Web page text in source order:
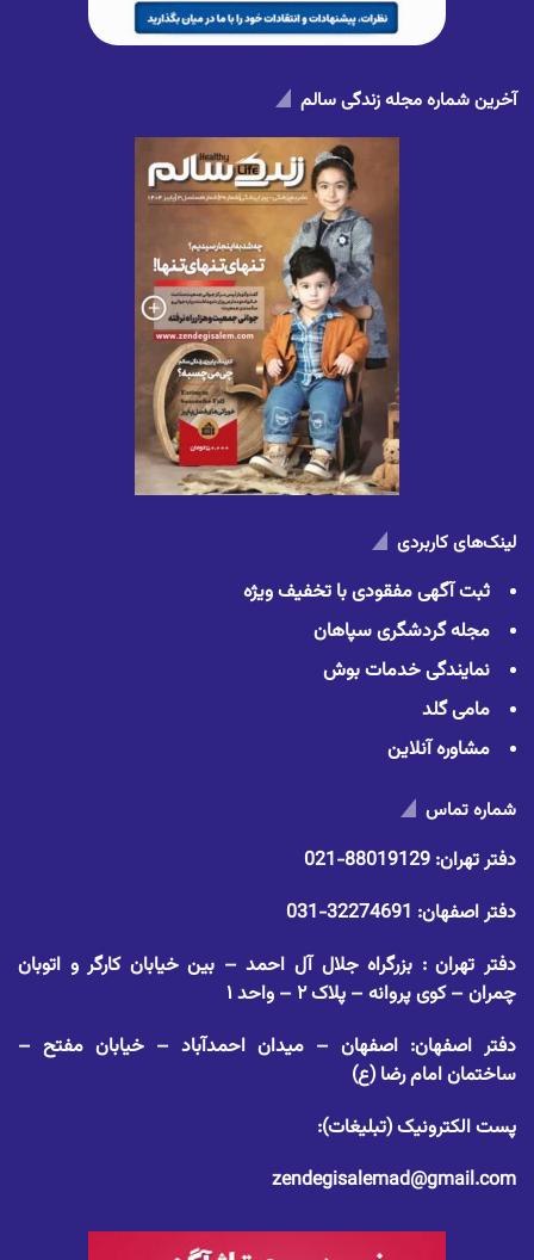
آخرین شماره مجله زندگی سالم
لینک‌های کاربردی
ثبت آگهی مفقودی با تخفیف ویژه
مجله گردشگری سپاهان
نمایندگی خدمات بوش
مامی گلد
مشاوره آنلاین
شماره تماس
دفتر تهران: 88019129-021
دفتر اصفهان: 32274691-031
دفتر تهران : بزرگراه جلال آل احمد – بین خیابان کارگر و اتوبان
چمران – کوی پروانه – پلاک ۲ – واحد ۱
دفتر اصفهان: اصفهان – میدان احمدآباد – خیابان مفتح –
ساختمان امام رضا (ع)
پست الکترونیک (تبلیغات):
zendegisalemad@gmail.com